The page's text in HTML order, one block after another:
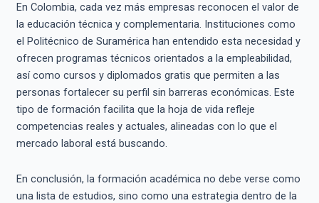
En Colombia, cada vez más empresas reconocen el valor de
la educación técnica y complementaria. Instituciones como
el Politécnico de Suramérica han entendido esta necesidad y
ofrecen programas técnicos orientados a la empleabilidad,
así como cursos y diplomados gratis que permiten a las
personas fortalecer su perfil sin barreras económicas. Este
tipo de formación facilita que la hoja de vida refleje
competencias reales y actuales, alineadas con lo que el
mercado laboral está buscando.
En conclusión, la formación académica no debe verse como
una lista de estudios, sino como una estrategia dentro de la